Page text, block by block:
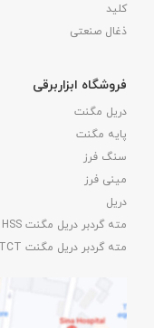
کلید
ذغال صنعتی
فروشگاه ابزاربرقی
دریل مگنت
پایه مگنت
سنگ فرز
مینی فرز
دریل
مته گردبر دریل مگنت HSS
مته گردبر دریل مگنت TCT